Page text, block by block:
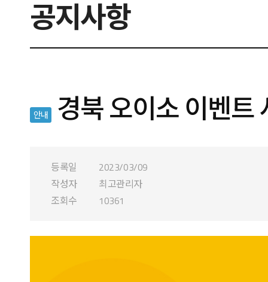
공지사항
안내 경북 오이소 이벤트
등록일
2023/03/09
작성자
최고관리자
조회수
10361